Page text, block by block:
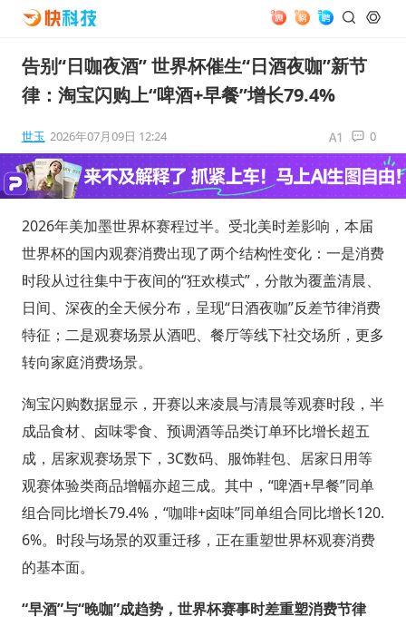
告别“日咖夜酒” 世界杯催生“日酒夜咖”新节
律：淘宝闪购上“啤酒+早餐”增长79.4%
世玉 2026年07月09日 12:24 0
2026年美加墨世界杯赛程过半。受北美时差影响，本届
世界杯的国内观赛消费出现了两个结构性变化：一是消费
时段从过往集中于夜间的“狂欢模式”，分散为覆盖清晨、
日间、深夜的全天候分布，呈现“日酒夜咖”反差节律消费
特征；二是观赛场景从酒吧、餐厅等线下社交场所，更多
转向家庭消费场景。
淘宝闪购数据显示，开赛以来凌晨与清晨等观赛时段，半
成品食材、卤味零食、预调酒等品类订单环比增长超五
成，居家观赛场景下，3C数码、服饰鞋包、居家日用等
观赛体验类商品增幅亦超三成。其中，“啤酒+早餐”同单
组合同比增长79.4%，“咖啡+卤味”同单组合同比增长120.
6%。时段与场景的双重迁移，正在重塑世界杯观赛消费
的基本面。
“早酒”与“晚咖”成趋势，世界杯赛事时差重塑消费节律